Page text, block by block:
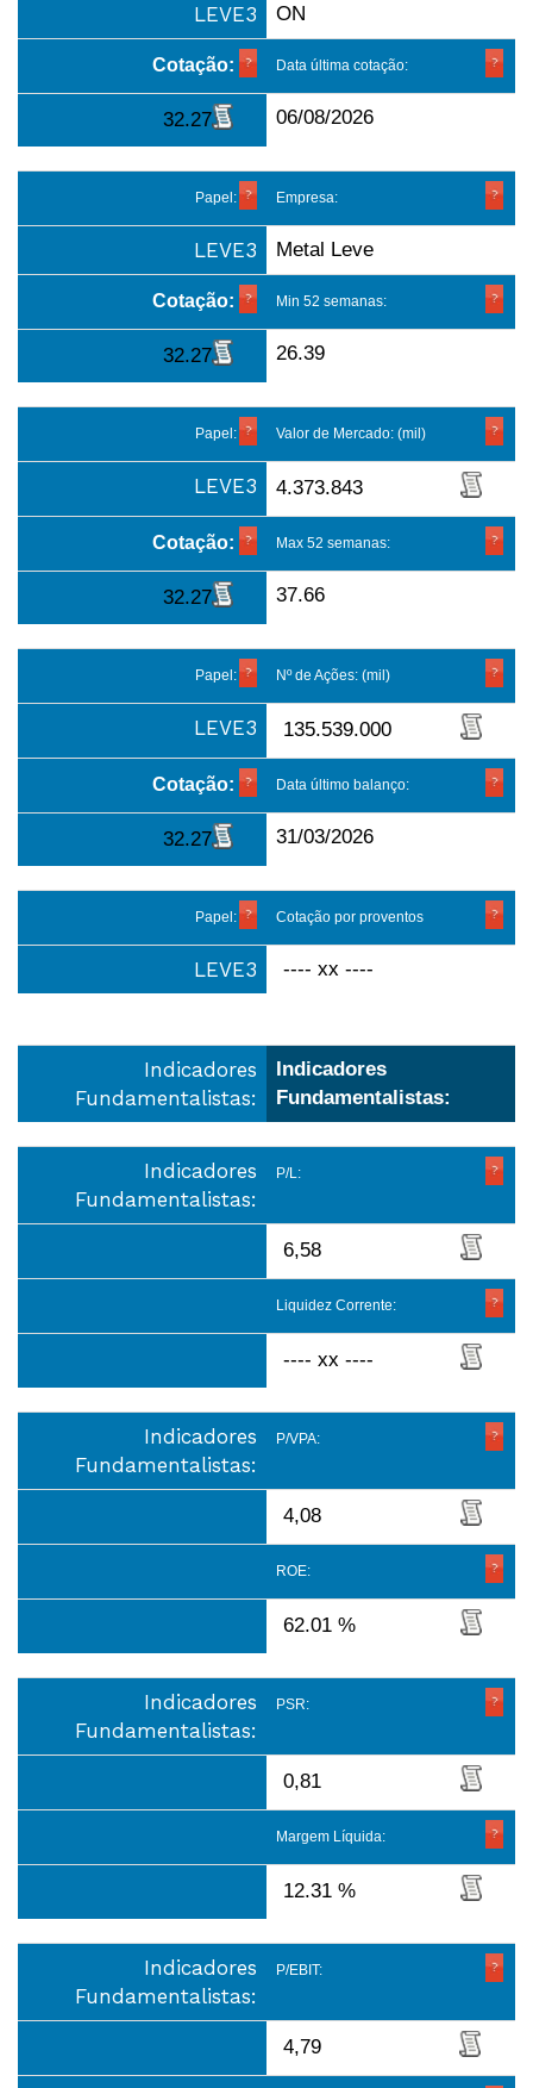
LEVE3 ON
Cotação: Data última cotação:
32.27 06/08/2026
Papel: Empresa:
LEVE3 Metal Leve
Cotação: Min 52 semanas:
32.27 26.39
Papel: Valor de Mercado: (mil)
LEVE3 4.373.843
Cotação: Max 52 semanas:
32.27 37.66
Papel: Nº de Ações: (mil)
LEVE3 135.539.000
Cotação: Data último balanço:
32.27 31/03/2026
Papel: Cotação por proventos
LEVE3 ---- xx ----
Indicadores
Fundamentalistas:
Indicadores
Fundamentalistas:
Indicadores
Fundamentalistas:
P/L:
6,58
Liquidez Corrente:
---- xx ----
Indicadores
Fundamentalistas:
P/VPA:
4,08
ROE:
62.01 %
Indicadores
Fundamentalistas:
PSR:
0,81
Margem Líquida:
12.31 %
Indicadores
Fundamentalistas:
P/EBIT:
4,79